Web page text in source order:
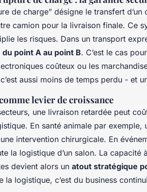
de charge” désigne le transfert
camion pour la livraison finale. Ce
les risques. Dans un transport
du point A au point B. C’est le cas
coûteux ou les
aussi moins de temps perdu - et
levier de croissance
une livraison retardée peut
En santé animale par exemple,
intervention chirurgicale. En
la logistique d’un salon. La capacité
devient alors un atout stratégique
la logistique, c’est du business